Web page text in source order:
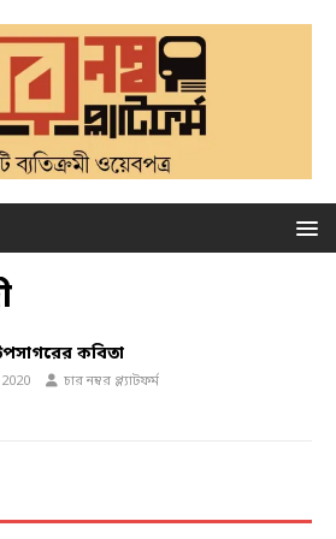
কবিতা
চার নম্বর প্ল্যাটফর্ম